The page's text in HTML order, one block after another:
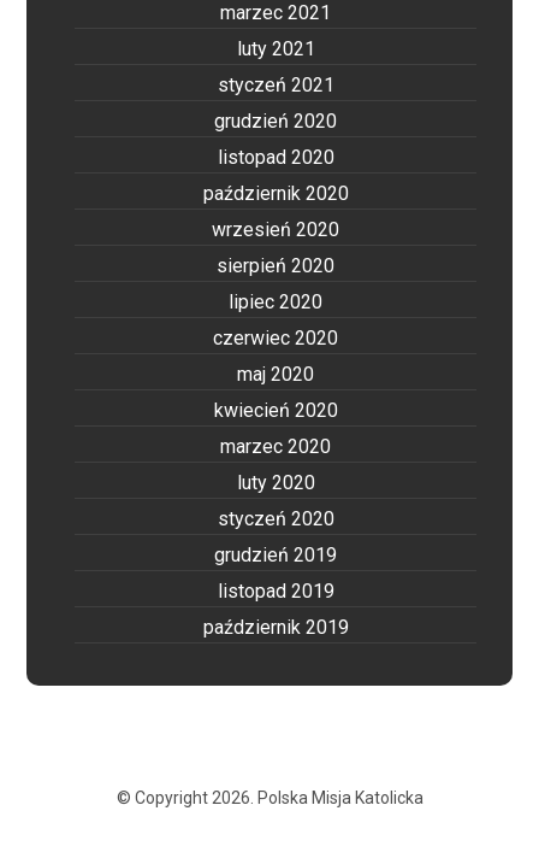
marzec 2021
luty 2021
styczeń 2021
grudzień 2020
listopad 2020
październik 2020
wrzesień 2020
sierpień 2020
lipiec 2020
czerwiec 2020
maj 2020
kwiecień 2020
marzec 2020
luty 2020
styczeń 2020
grudzień 2019
listopad 2019
październik 2019
© Copyright 2026. Polska Misja Katolicka